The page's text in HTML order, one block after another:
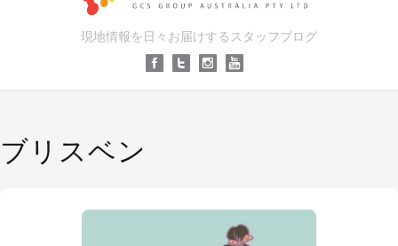
現地情報を日々お届けするスタッフブログ
ブリスベン